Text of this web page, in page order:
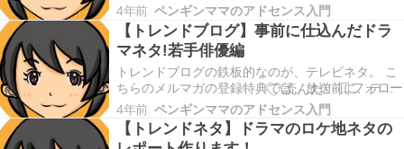
が始まってからどのくらいアクセスが来たのか、
アクセス数や考察について書きました。 今回は、
仕込んでおいた若手俳優の記事のアクセス数につ
いて紹介します。 【トレンドブログ】事前に仕込
んだドラマ…
4年前 ペンギンママのアドセンス入門
【トレンドブログ】事前に仕込んだドラ
マネタ!若手俳優編
トレンドブログの鉄板的なのが、テレビネタ。 こ
ちらのメルマガの登録特典では、放送前に、テレ
ビ欄から拾った情報から事前に記事を書くという
方法を紹介しています。 ドラマも放送前に書ける
ネタがあるのです。 イケメン、かわいい、個性
4年前 ペンギンママのアドセンス入門
【トレンドネタ】ドラマのロケ地ネタの